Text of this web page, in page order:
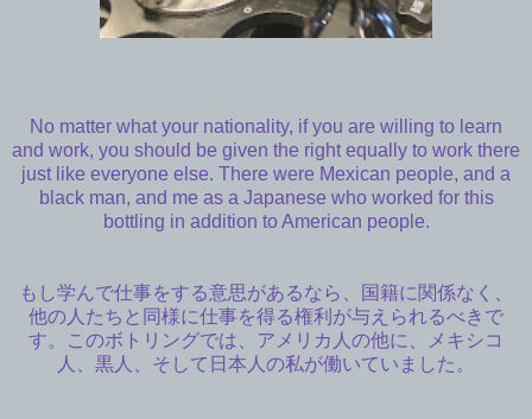
No matter what your nationality, if you are willing to learn
and work, you should be given the right equally to work there
just like everyone else. There were Mexican people, and a
black man, and me as a Japanese who worked for this
bottling in addition to American people.
もし学んで仕事をする意思があるなら、国籍に関係なく、
他の人たちと同様に仕事を得る権利が与えられるべきで
す。このボトリングでは、アメリカ人の他に、メキシコ
人、黒人、そして日本人の私が働いていました。